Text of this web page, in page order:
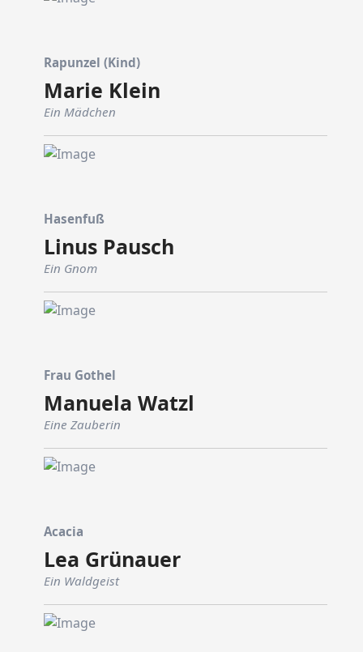
Rapunzel (Kind)
Marie Klein
Ein Mädchen
Hasenfuß
Linus Pausch
Ein Gnom
Frau Gothel
Manuela Watzl
Eine Zauberin
Acacia
Lea Grünauer
Ein Waldgeist